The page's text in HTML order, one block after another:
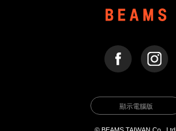
顯示電腦版